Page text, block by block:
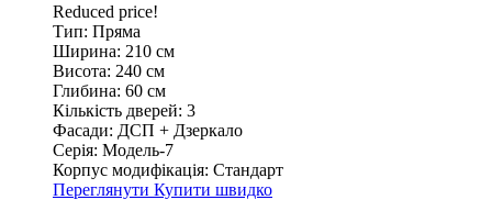
Reduced price!
Тип: Пряма
Ширина: 210 см
Висота: 240 см
Глибина: 60 см
Кількість дверей: 3
Фасади: ДСП + Дзеркало
Серія: Модель-7
Корпус модифікація: Стандарт
Переглянути Купити швидко